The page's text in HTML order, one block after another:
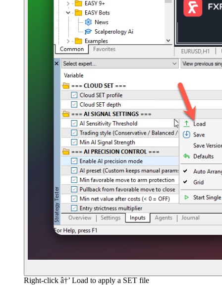
Right-click â†’ Load to apply a SET file